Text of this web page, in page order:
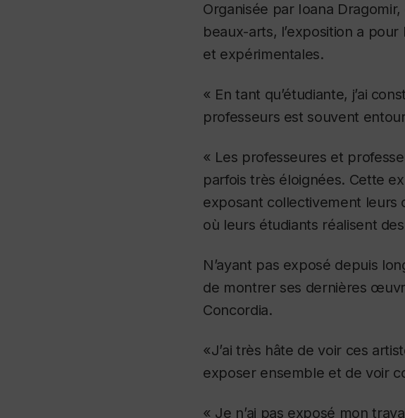
Organisée par Ioana
beaux-arts, l’exposition a
et expérimentales.
« En tant qu’étudiante, j’ai
professeurs est souvent
« Les professeures et
parfois très éloignées. Cette
exposant collectivement
où leurs étudiants réalisent
N’ayant pas exposé depuis
de montrer ses dernières
Concordia.
«J’ai très hâte de voir ces
exposer ensemble et de voir
« Je n’ai pas exposé mon